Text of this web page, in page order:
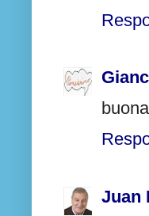
Juan